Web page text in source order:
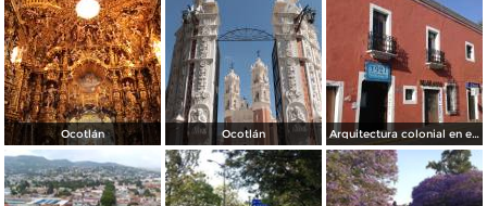
Ocotlán Ocotlán Arquitectura colonial en el Centro Histórico de Tlaxcala. Octubre/2018